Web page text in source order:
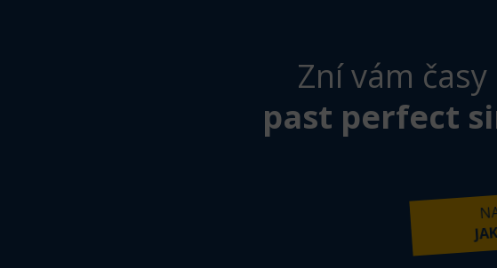
Zní vám časy
past perfect